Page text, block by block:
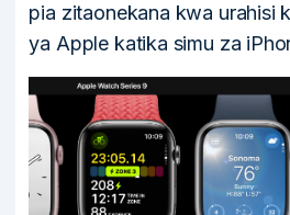
pia zitaonekana kwa urahisi
ya Apple katika simu za